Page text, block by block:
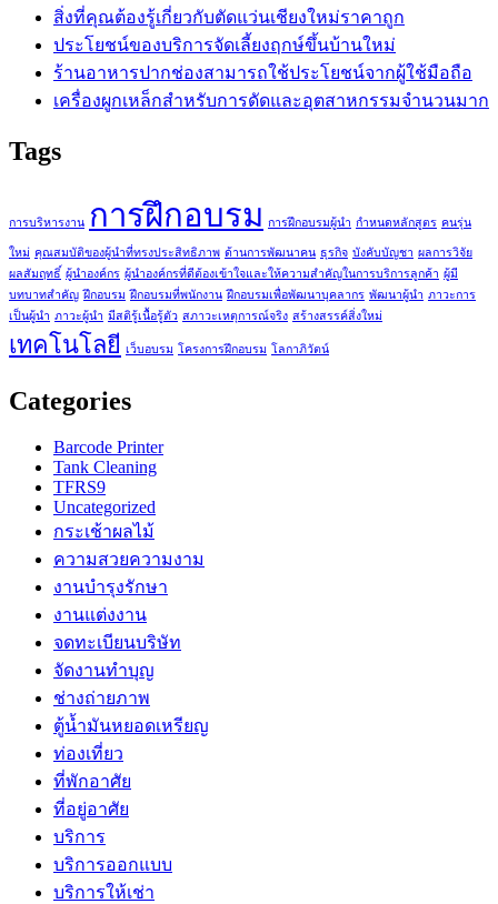
สิ่งที่คุณต้องรู้เกี่ยวกับตัดแว่นเชียงใหม่ราคาถูก
ประโยชน์ของบริการจัดเลี้ยงฤกษ์ขึ้นบ้านใหม่
ร้านอาหารปากช่องสามารถใช้ประโยชน์จากผู้ใช้มือถือ
เครื่องผูกเหล็กสำหรับการดัดและอุตสาหกรรมจำนวนมาก
Tags
การบริหารงาน การฝึกอบรม การฝึกอบรมผู้นำ กำหนดหลักสูตร คนรุ่น
ใหม่ คุณสมบัติของผู้นำที่ทรงประสิทธิภาพ ด้านการพัฒนาคน ธุรกิจ บังคับบัญชา ผลการวิจัย
ผลสัมฤทธิ์ ผู้นำองค์กร ผู้นำองค์กรที่ดีต้องเข้าใจและให้ความสำคัญในการบริการลูกค้า ผู้มี
บทบาทสำคัญ ฝึกอบรม ฝึกอบรมที่พนักงาน ฝึกอบรมเพื่อพัฒนาบุคลากร พัฒนาผู้นำ ภาวะการ
เป็นผู้นำ ภาวะผู้นำ มีสติรู้เนื้อรู้ตัว สภาวะเหตุการณ์จริง สร้างสรรค์สิ่งใหม่
เทคโนโลยี เว็บอบรม โครงการฝึกอบรม โลกาภิวัตน์
Categories
Barcode Printer
Tank Cleaning
TFRS9
Uncategorized
กระเช้าผลไม้
ความสวยความงาม
งานบำรุงรักษา
งานแต่งงาน
จดทะเบียนบริษัท
จัดงานทำบุญ
ช่างถ่ายภาพ
ตู้น้ำมันหยอดเหรียญ
ท่องเที่ยว
ที่พักอาศัย
ที่อยู่อาศัย
บริการ
บริการออกแบบ
บริการให้เช่า